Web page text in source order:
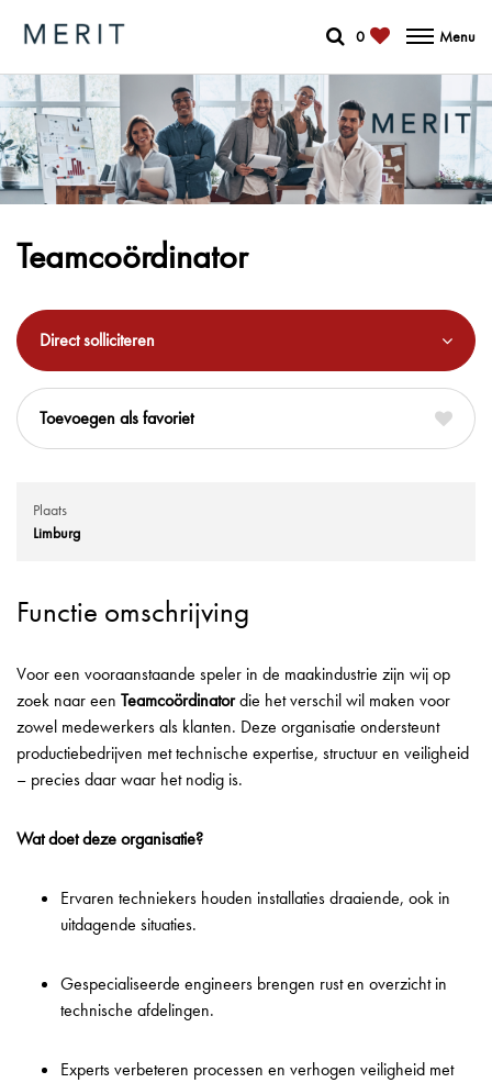
0 Menu
Teamcoördinator
Direct solliciteren
favoriet
Plaats
Limburg
Functie omschrijving
Voor een vooraanstaande speler in de maakindustrie zijn wij op
zoek naar een Teamcoördinatordie het verschil wil maken voor
zowel medewerkers als klanten. Deze organisatie ondersteunt
productiebedrijven met technische expertise, structuur en veiligheid
– precies daar waar het nodig is.
Wat doet deze organisatie?
Ervaren techniekers houden installaties draaiende, ook in
uitdagende situaties.
Gespecialiseerde engineers brengen rust en overzicht in
technische afdelingen.
Experts verbeteren processen en verhogen veiligheid met